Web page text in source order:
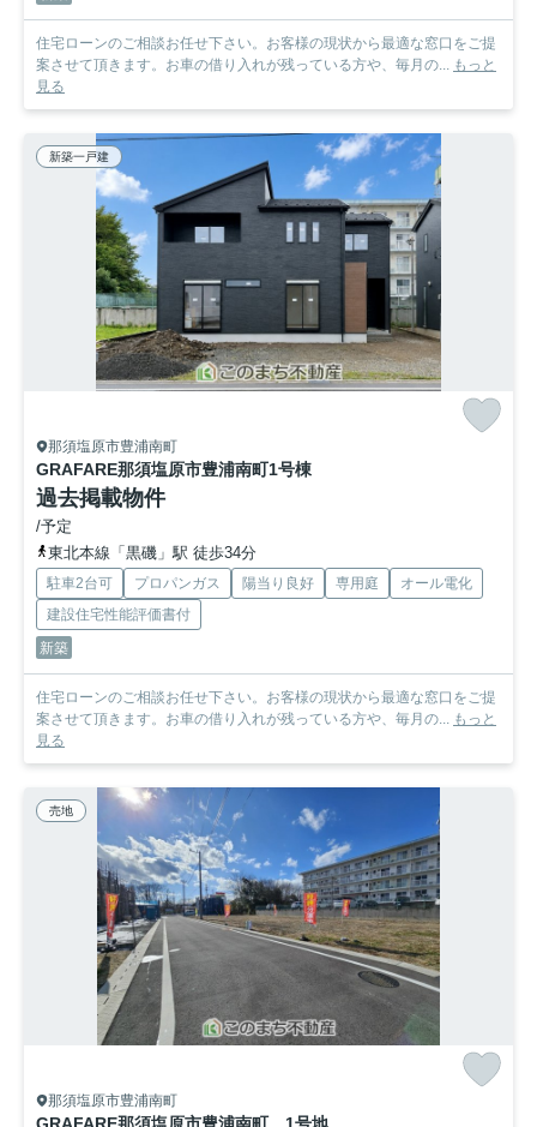
住宅ローンのご相談お任せ下さい。お客様の現状から最適な窓口をご提
案させて頂きます。お車の借り入れが残っている方や、毎月の... もっと
見る
新築一戸建
那須塩原市豊浦南町
GRAFARE那須塩原市豊浦南町1号棟
過去掲載物件
/予定
東北本線「黒磯」駅 徒歩34分
駐車2台可 プロパンガス 陽当り良好 専用庭
オール電化
建設住宅性能評価書付
新築
住宅ローンのご相談お任せ下さい。お客様の現状から最適な窓口をご提
案させて頂きます。お車の借り入れが残っている方や、毎月の... もっと
見る
売地
那須塩原市豊浦南町